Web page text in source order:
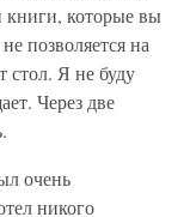
которые вы
позволяется на
стол. Я не буду
Через две
очень
никого